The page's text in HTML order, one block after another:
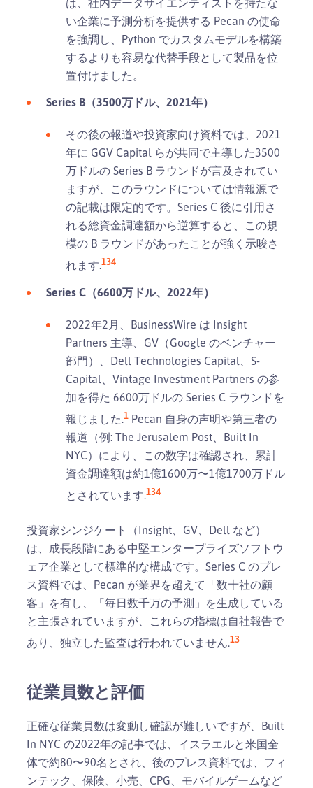
は、社内データサイエンティストを持たな
い企業に予測分析を提供する Pecan の使命
を強調し、Python でカスタムモデルを構築
するよりも容易な代替手段として製品を位
置付けました。
Series B（3500万ドル、2021年）
その後の報道や投資家向け資料では、2021
年に GGV Capital らが共同で主導した3500
万ドルの Series B ラウンドが言及されてい
ますが、このラウンドについては情報源で
の記載は限定的です。Series C 後に引用さ
れる総資金調達額から逆算すると、この規
模の B ラウンドがあったことが強く示唆さ
れます.134
Series C（6600万ドル、2022年）
2022年2月、BusinessWire は Insight
Partners 主導、GV（Google のベンチャー
部門）、Dell Technologies Capital、S-
Capital、Vintage Investment Partners の参
加を得た 6600万ドルの Series C ラウンドを
報じました.1 Pecan 自身の声明や第三者の
報道（例: The Jerusalem Post、Built In
NYC）により、この数字は確認され、累計
資金調達額は約1億1600万〜1億1700万ドル
とされています.134
投資家シンジケート（Insight、GV、Dell など）
は、成長段階にある中堅エンタープライズソフトウ
ェア企業として標準的な構成です。Series C のプレ
ス資料では、Pecan が業界を超えて「数十社の顧
客」を有し、「毎日数千万の予測」を生成している
と主張されていますが、これらの指標は自社報告で
あり、独立した監査は行われていません.13
従業員数と評価
正確な従業員数は変動し確認が難しいですが、Built
In NYC の2022年の記事では、イスラエルと米国全
体で約80〜90名とされ、後のプレス資料では、フィ
ンテック、保険、小売、CPG、モバイルゲームなど